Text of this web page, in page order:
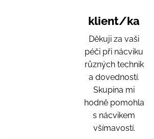
klient/ka
Děkuji za vaši
péči při nácviku
různých technik
a dovedností.
Skupina mi
hodně pomohla
s nácvikem
všímavostí.